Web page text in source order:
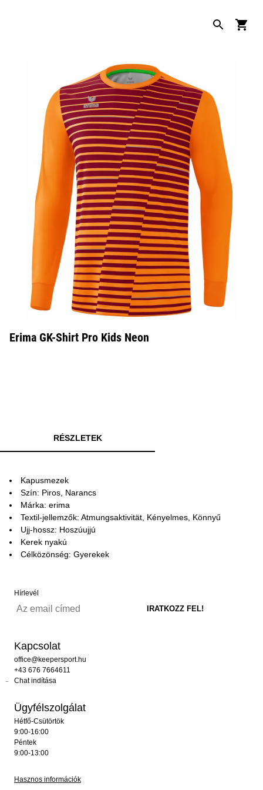
Erima GK-Shirt Pro Kids Neon
RÉSZLETEK
Kapusmezek
Szín: Piros, Narancs
Márka: erima
Textil-jellemzők: Atmungsaktivität, Kényelmes, Könnyű
Ujj-hossz: Hoszúujjú
Kerek nyakú
Célközönség: Gyerekek
Hírlevél
Kapcsolat
office@keepersport.hu
+43 676 7664611
Chat indítása
Ügyfélszolgálat
Hétfő-Csütörtök
9:00-16:00
Péntek
9:00-13:00
Hasznos információk